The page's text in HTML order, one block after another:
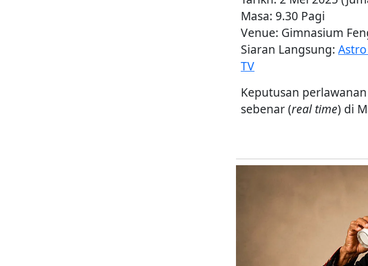
Masa: 9.30 Pagi
Venue: Gimnasium
Siaran Langsung:
TV
Keputusan
sebenar (real time) di